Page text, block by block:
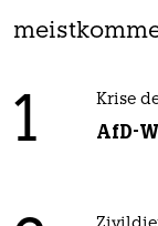
1 Krise
AfD-